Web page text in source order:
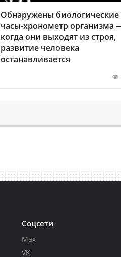
Обнаружены биологические
часы-хронометр организма
когда они выходят из строя,
развитие человека
останавливается
Соцсети
Max
VK